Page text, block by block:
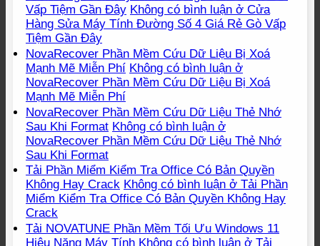
Vấp Tiệm Gần Đây Không có bình luận ở Cửa
Hàng Sửa Máy Tính Đường Số 4 Giá Rẻ Gò Vấp
Tiệm Gần Đây
NovaRecover Phần Mềm Cứu Dữ Liệu Bị Xoá
Mạnh Mẽ Miễn Phí Không có bình luận ở
NovaRecover Phần Mềm Cứu Dữ Liệu Bị Xoá
Mạnh Mẽ Miễn Phí
NovaRecover Phần Mềm Cứu Dữ Liệu Thẻ Nhớ
Sau Khi Format Không có bình luận ở
NovaRecover Phần Mềm Cứu Dữ Liệu Thẻ Nhớ
Sau Khi Format
Tải Phần Miểm Kiểm Tra Office Có Bản Quyền
Không Hay Crack Không có bình luận ở Tải Phần
Miểm Kiểm Tra Office Có Bản Quyền Không Hay
Crack
Tải NOVATUNE Phần Mềm Tối Ưu Windows 11
Hiệu Năng Máy Tính Không có bình luận ở Tải